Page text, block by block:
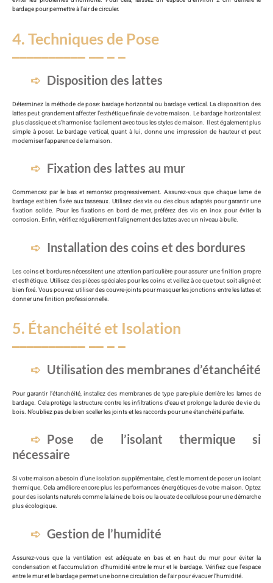
bardage pour permettre à l’air de circuler.
4. Techniques de Pose
Disposition des lattes
Déterminez la méthode de pose: bardage horizontal ou bardage vertical. La disposition des
lattes peut grandement affecter l’esthétique finale de votre maison. Le bardage horizontal est
plus classique et s’harmonise facilement avec tous les styles de maison. Il est également plus
simple à poser. Le bardage vertical, quant à lui, donne une impression de hauteur et peut
moderniser l’apparence de la maison.
Fixation des lattes au mur
Commencez par le bas et remontez progressivement. Assurez-vous que chaque lame de
bardage est bien fixée aux tasseaux. Utilisez des vis ou des clous adaptés pour garantir une
fixation solide. Pour les fixations en bord de mer, préférez des vis en inox pour éviter la
corrosion. Enfin, vérifiez régulièrement l’alignement des lattes avec un niveau à bulle.
Installation des coins et des bordures
Les coins et bordures nécessitent une attention particulière pour assurer une finition propre
et esthétique. Utilisez des pièces spéciales pour les coins et veillez à ce que tout soit aligné et
bien fixé. Vous pouvez utiliser des couvre-joints pour masquer les jonctions entre les lattes et
donner une finition professionnelle.
5. Étanchéité et Isolation
Utilisation des membranes d’étanchéité
Pour garantir l’étanchéité, installez des membranes de type pare-pluie derrière les lames de
bardage. Cela protège la structure contre les infiltrations d’eau et prolonge la durée de vie du
bois. N’oubliez pas de bien sceller les joints et les raccords pour une étanchéité parfaite.
Pose de l’isolant thermique si
nécessaire
Si votre maison a besoin d’une isolation supplémentaire, c’est le moment de poser un isolant
thermique. Cela améliore encore plus les performances énergétiques de votre maison. Optez
pour des isolants naturels comme la laine de bois ou la ouate de cellulose pour une démarche
plus écologique.
Gestion de l’humidité
Assurez-vous que la ventilation est adéquate en bas et en haut du mur pour éviter la
condensation et l’accumulation d’humidité entre le mur et le bardage. Vérifiez que l’espace
entre le mur et le bardage permet une bonne circulation de l’air pour évacuer l’humidité.